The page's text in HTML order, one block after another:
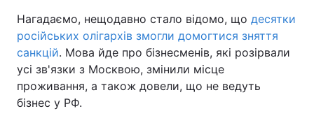
Нагадаємо, нещодавно стало відомо, що десятки
російських олігархів змогли домогтися зняття
санкцій. Мова йде про бізнесменів, які розірвали
усі зв'язки з Москвою, змінили місце
проживання, а також довели, що не ведуть
бізнес у РФ.